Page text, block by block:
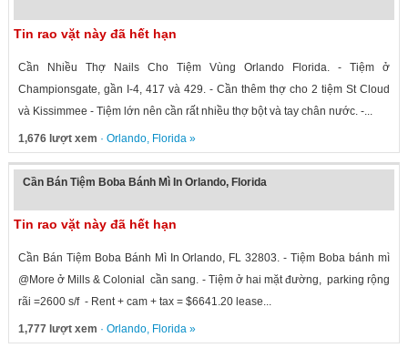
Tin rao vặt này đã hết hạn
Cần Nhiều Thợ Nails Cho Tiệm Vùng Orlando Florida. - Tiệm ở
Championsgate, gần I-4, 417 và 429. - Cần thêm thợ cho 2 tiệm St Cloud
và Kissimmee - Tiệm lớn nên cần rất nhiều thợ bột và tay chân nước. -...
1,676 lượt xem · Orlando, Florida»
Cần Bán Tiệm Boba Bánh Mì In Orlando, Florida
Tin rao vặt này đã hết hạn
Cần Bán Tiệm Boba Bánh Mì In Orlando, FL 32803. - Tiệm Boba bánh mì
@More ở Mills & Colonial cần sang. - Tiệm ở hai mặt đường, parking rộng
rãi =2600 s/f - Rent + cam + tax = $6641.20 lease...
1,777 lượt xem · Orlando, Florida»